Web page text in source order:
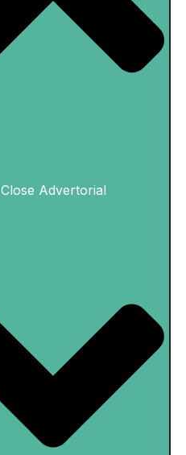
Close Advertorial